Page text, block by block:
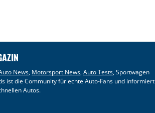
News, Motorsport News,Auto Tests, Sportwagen
ist die Community für echte Auto-Fans und informiert
Autos.